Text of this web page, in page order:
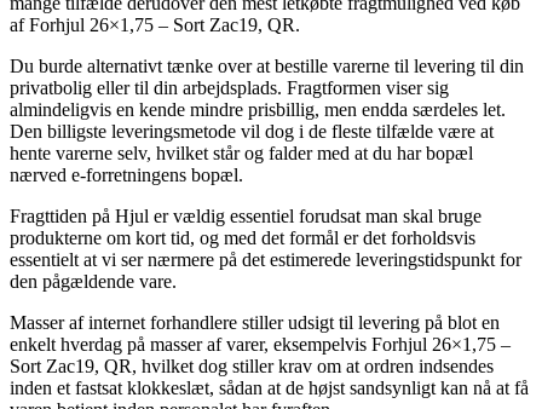
af Forhjul 26×1,75 – Sort Zac19, QR.
Du burde alternativt tænke over at bestille varerne til levering til din
privatbolig eller til din arbejdsplads. Fragtformen viser sig
almindeligvis en kende mindre prisbillig, men endda særdeles let.
Den billigste leveringsmetode vil dog i de fleste tilfælde være at
hente varerne selv, hvilket står og falder med at du har bopæl
nærved e-forretningens bopæl.
Fragttiden på Hjul er vældig essentiel forudsat man skal bruge
produkterne om kort tid, og med det formål er det forholdsvis
essentielt at vi ser nærmere på det estimerede leveringstidspunkt for
den pågældende vare.
Masser af internet forhandlere stiller udsigt til levering på blot en
enkelt hverdag på masser af varer, eksempelvis Forhjul 26×1,75 –
Sort Zac19, QR, hvilket dog stiller krav om at ordren indsendes
inden et fastsat klokkeslæt, sådan at de højst sandsynligt kan nå at få